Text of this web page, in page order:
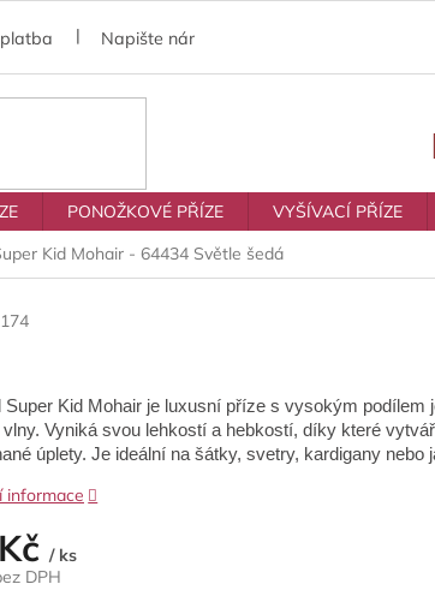
Napište nám
PONOŽKOVÉ PŘÍZE VYŠÍVACÍ PŘÍZE
Kid Mohair - 64434 Světle šedá
/ ks
DPH
Super Kid Mohair je luxusní příze s vysokým podílem
vlny. Vyniká svou lehkostí a hebkostí, díky které
úplety. Je ideální na šátky, svetry, kardigany nebo
informace